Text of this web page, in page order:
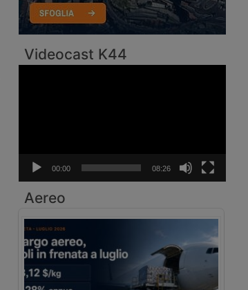
Videocast K44
00:00 08:26
Aereo